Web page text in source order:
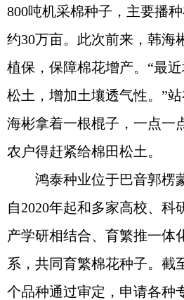
800吨机采棉种子，主要播
约30万亩。此次前来，韩海
植保，保障棉花增产。“最
松土，增加土壤透气性。”
海彬拿着一根棍子，一点一
农户得赶紧给棉田松土。
鸿泰种业位于巴音郭楞
自2020年起和多家高校、科
产学研相结合、育繁推一体
系，共同育繁棉花种子。截
个品种通过审定，申请各种